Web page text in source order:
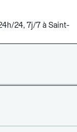
24, 7j/7 à Saint-